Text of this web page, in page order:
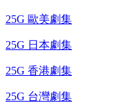
25G 歐美劇集
25G 日本劇集
25G 香港劇集
25G 台灣劇集